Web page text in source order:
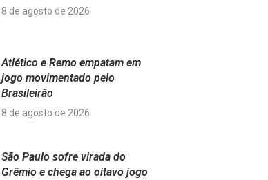
8 de agosto de 2026
Atlético e Remo empatam em
jogo movimentado pelo
Brasileirão
8 de agosto de 2026
São Paulo sofre virada do
Grêmio e chega ao oitavo jogo